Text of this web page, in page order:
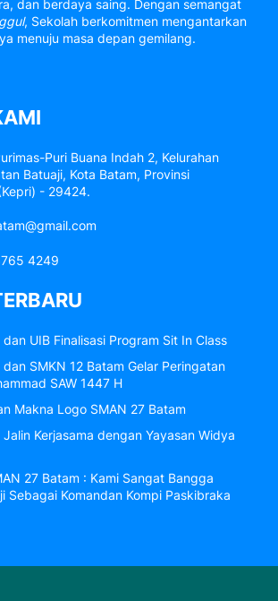
dan berdaya saing. Dengan semangat
, Sekolah berkomitmen mengantarkan
menuju masa depan gemilang.
Puri Buana Indah 2, Kelurahan
Batuaji, Kota Batam, Provinsi
- 29424.
4249
UIB Finalisasi Program Sit In Class
SMKN 12 Batam Gelar Peringatan
SAW 1447 H
Makna Logo SMAN 27 Batam
Kerjasama dengan Yayasan Widya
27 Batam : Kami Sangat Bangga
Sebagai Komandan Kompi Paskibraka